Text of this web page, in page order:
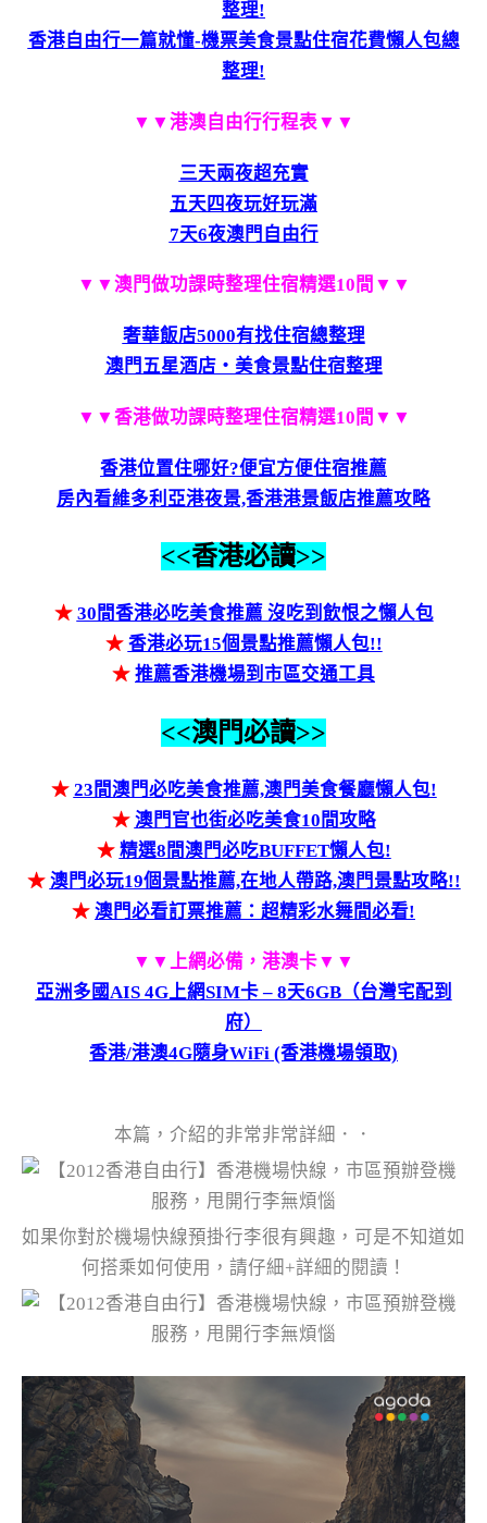
整理!
香港自由行一篇就懂-機票美食景點住宿花費懶人包總
整理!
▼▼港澳自由行行程表▼▼
三天兩夜超充實
五天四夜玩好玩滿
7天6夜澳門自由行
▼▼澳門做功課時整理住宿精選10間▼▼
奢華飯店5000有找住宿總整理
澳門五星酒店‧美食景點住宿整理
▼▼香港做功課時整理住宿精選10間▼▼
香港位置住哪好?便宜方便住宿推薦
房內看維多利亞港夜景,香港港景飯店推薦攻略
<<香港必讀>>
★ 30間香港必吃美食推薦 沒吃到飲恨之懶人包
★ 香港必玩15個景點推薦懶人包!!
★ 推薦香港機場到市區交通工具
<<澳門必讀>>
★ 23間澳門必吃美食推薦,澳門美食餐廳懶人包!
★ 澳門官也街必吃美食10間攻略
★ 精選8間澳門必吃BUFFET懶人包!
★ 澳門必玩19個景點推薦,在地人帶路,澳門景點攻略!!
★ 澳門必看訂票推薦：超精彩水舞間必看!
▼▼上網必備，港澳卡▼▼
亞洲多國AIS 4G上網SIM卡 – 8天6GB（台灣宅配到
府）
香港/港澳4G隨身WiFi (香港機場領取)
本篇，介紹的非常非常詳細．．
如果你對於機場快線預掛行李很有興趣，可是不知道如
何搭乘如何使用，請仔細+詳細的閱讀！